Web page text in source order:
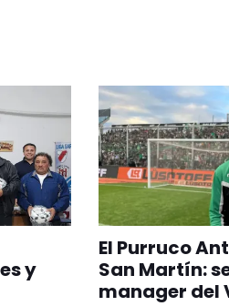
y
El Purruco
San Martín:
manager del